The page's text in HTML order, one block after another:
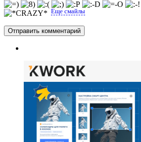
Еще смайлы